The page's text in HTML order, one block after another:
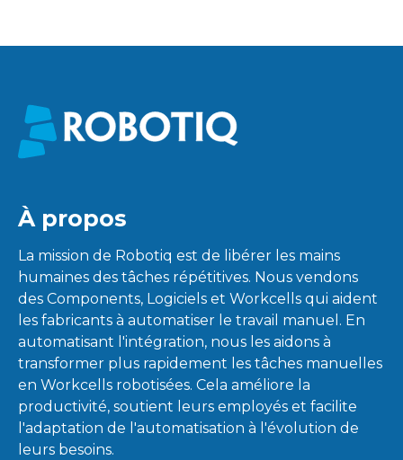
À propos
La mission de Robotiq est de libérer les mains
humaines des tâches répétitives. Nous vendons
des Components, Logiciels et Workcells qui aident
les fabricants à automatiser le travail manuel. En
automatisant l'intégration, nous les aidons à
transformer plus rapidement les tâches manuelles
en Workcells robotisées. Cela améliore la
productivité, soutient leurs employés et facilite
l'adaptation de l'automatisation à l'évolution de
leurs besoins.